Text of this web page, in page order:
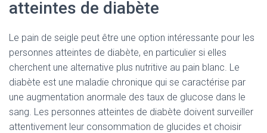
atteintes de diabète
Le pain de seigle peut être une option intéressante pour les
personnes atteintes de diabète, en particulier si elles
cherchent une alternative plus nutritive au pain blanc. Le
diabète est une maladie chronique qui se caractérise par
une augmentation anormale des taux de glucose dans le
sang. Les personnes atteintes de diabète doivent surveiller
attentivement leur consommation de glucides et choisir